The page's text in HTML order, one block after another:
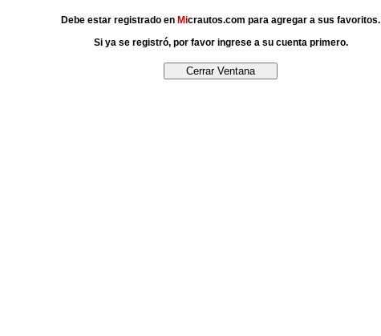
Debe estar registrado en Micrautos.com para agregar a sus favoritos.
Si ya se registró, por favor ingrese a su cuenta primero.